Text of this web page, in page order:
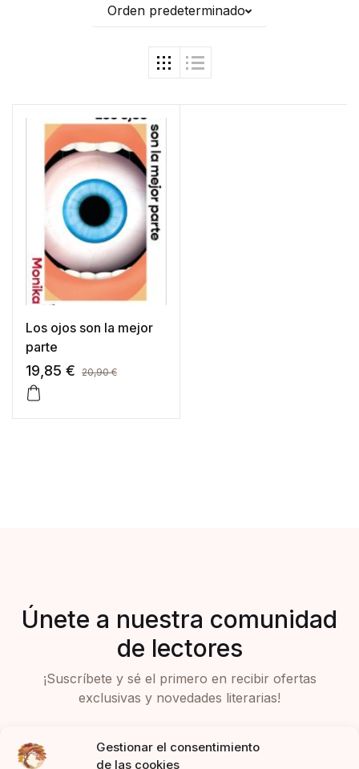
Gestionar el consentimiento
de las cookies
Orden predeterminado
Los ojos son la mejor
parte
19,85 € 20,90€
Únete a nuestra comunidad
de lectores
¡Suscríbete y sé el primero en recibir ofertas
exclusivas y novedades literarias!